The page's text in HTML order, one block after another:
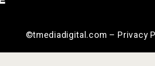
©tmediadigital.com – Privacy